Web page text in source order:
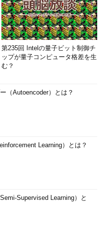
第235回 Intelの量子ビット制御チ
ップが量子コンピュータ格差を生
む？
（Autoencoder）とは？
Learning）とは？
Supervised Learning）と